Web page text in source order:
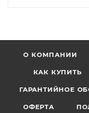
О КОМПАНИИ
КАК КУПИТЬ
ГАРАНТИЙНОЕ
ОФЕРТА